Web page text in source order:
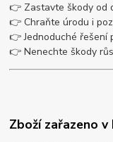
👉 Zastavte škody od
👉 Chraňte úrodu i
👉 Jednoduché řešení
👉 Nenechte škody
Zboží zařazeno